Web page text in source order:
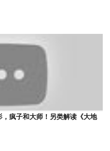
，疯子和大师！另类解读《大地